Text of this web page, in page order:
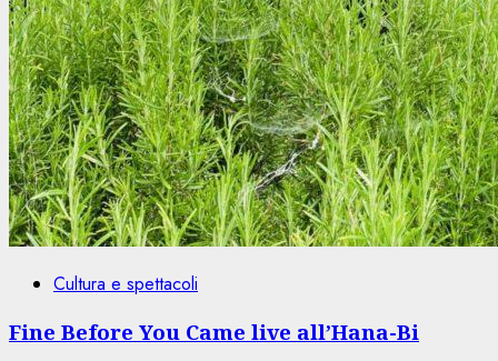
Cultura e spettacoli
Fine Before You Came live all’Hana-Bi